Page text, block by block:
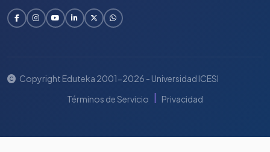
Copyright Eduteka 2001-2026 - Universidad ICESI
Términos de Servicio | Privacidad